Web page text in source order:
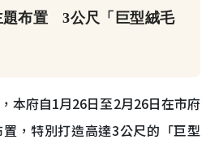
題布置 3公尺「巨型絨毛
本府自1月26日至2月26日在市府
，特別打造高達3公尺的「巨型